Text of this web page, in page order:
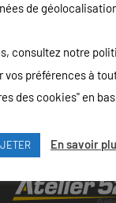
de
consultez notre
vos préférences à
des cookies" en
En savoir